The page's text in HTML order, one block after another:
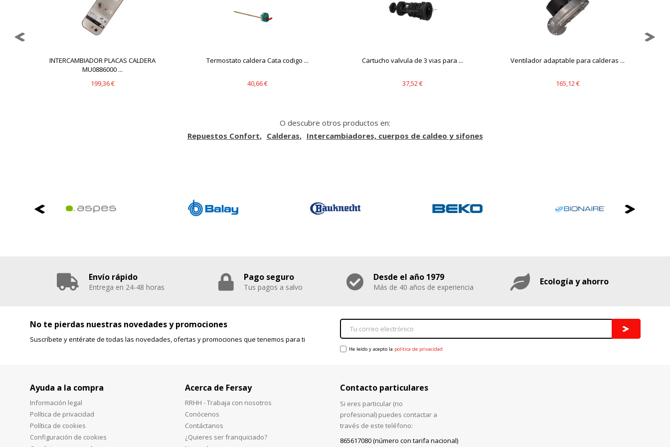
INTERCAMBIADOR PLACAS CALDERA
MU0886000 ...
199,36 €
Termostato caldera Cata codigo ...
40,66 €
Cartucho valvula de 3 vias para ...
37,52 €
Ventilador adaptable para calderas ...
165,12 €
O descubre otros productos en:
Repuestos Confort
Calderas Intercambiadores, cuerpos de caldeo y sifones
Envío rápido
Entrega en 24-48 horas
Pago seguro
Tus pagos a salvo
Desde el año 1979
Más de 40 años de experiencia Ecología y ahorro
No te pierdas nuestras novedades y promociones
Suscríbete y entérate de todas las novedades, ofertas y promociones que tenemos para ti
He leído y acepto la política de privacidad
Ayuda a la compra
Información legal
Política de privacidad
Política de cookies
Configuración de cookies
Acerca de Fersay
RRHH - Trabaja con nosotros
Conócenos
Contáctanos
¿Quieres ser franquiciado?
Contacto particulares
Si eres particular (no
profesional) puedes contactar a
través de este teléfono:
865617080 (número con tarifa nacional)
Puedes volver a configurar tus cookies desde la sección "Configuración de cookies" al pie de la página. También puedes consultar nuestra
política de cookies